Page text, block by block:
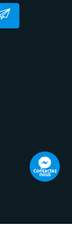
Contactez
nous